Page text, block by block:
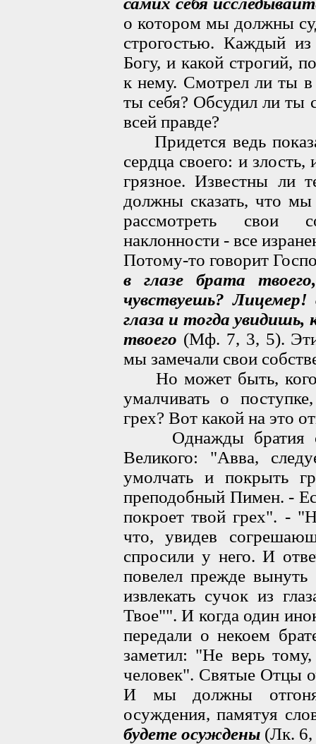
о котором мы должны
строгостью. Каждый
Богу, и какой строгий,
к нему. Смотрел ли ты
ты себя? Обсудил ли ты
всей правде?
Придется ведь
сердца своего: и
грязное. Известны ли
должны сказать, что
рассмотреть свои
наклонности - все
Потому-то говорит
в глазе брата
чувствуешь?
глаза и тогда увидишь,
твоего (Мф. 7, 3, 5).
мы замечали свои
Но может быть, кого-
умалчивать о
грех? Вот какой на это
Однажды братия
Великого: "Авва,
умолчать и покрыть
преподобный Пимен. -
покроет твой грех". -
что, увидев
спросили у него. И
повелел прежде вынуть
извлекать сучок из
Твое"". И когда один
передали о некоем
заметил: "Не верь
человек". Святые Отцы
И мы должны
осуждения, памятуя
будете осуждены (Лк.